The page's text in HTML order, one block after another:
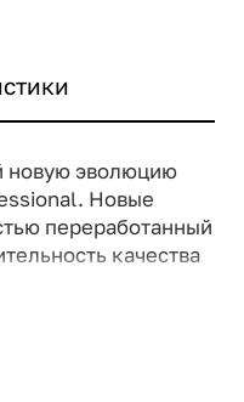
новую эволюцию
Новые
переработанный
качества
дисплею с